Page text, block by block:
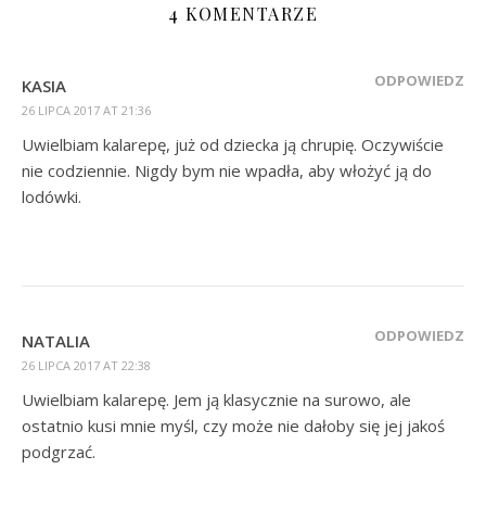
4 KOMENTARZE
KASIA
26 LIPCA 2017 AT 21:36
ODPOWIEDZ
Uwielbiam kalarepę, już od dziecka ją chrupię. Oczywiście
nie codziennie. Nigdy bym nie wpadła, aby włożyć ją do
lodówki.
NATALIA
26 LIPCA 2017 AT 22:38
ODPOWIEDZ
Uwielbiam kalarepę. Jem ją klasycznie na surowo, ale
ostatnio kusi mnie myśl, czy może nie dałoby się jej jakoś
podgrzać.